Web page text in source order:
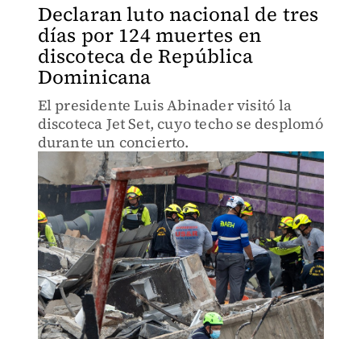
Declaran luto nacional de tres
días por 124 muertes en
discoteca de República
Dominicana
El presidente Luis Abinader visitó la
discoteca Jet Set, cuyo techo se desplomó
durante un concierto.